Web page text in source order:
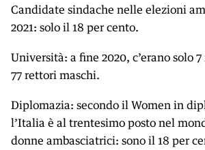
Candidate sindache nelle elezioni
2021: solo il 18 per cento.
Università: a fine 2020, c’erano solo
77 rettori maschi.
Diplomazia: secondo il Women in
l’Italia è al trentesimo posto nel
donne ambasciatrici: sono il 18 per